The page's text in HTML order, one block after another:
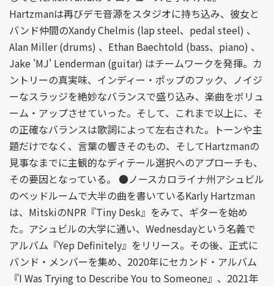
Hartzmanは再びデモ音源をスタジオに持ち込み、彼女と
バンド仲間のXandy Chelmis (lap steel、pedal steel) 、
Alan Miller (drums) 、Ethan Baechtold (bass、piano) 、
Jake 'MJ' Lenderman (guitar) はチームワークを発揮。カ
ントリーの真実味、インディー・ポップのフック、ノイジ
ーなスラッジを絶妙なバランスで盛り込み、楽曲をボリュ
ーム・アップさせていった。そして、これまで以上に、そ
の正確なバランスは歌詞によって左右された。トーンや主
題だけでなく、言葉の響きそのもの、そしてHartzmanの
見事なまでに主観的なディテール選択へのアプローチも、
その要因となっている。 ●ノースカロライナ州アシュビル
のベッドルームで大半の曲を書いているKarly Hartzman
は、MitskiのNPR『Tiny Desk』をみて、ギターを始め
た。アシュビルの大学に通い、Wednesdayという名義で
アルバム『Yep Definitely』をリリース。その後、正式に
バンド・メンバーを集め、2020年にセカンド・アルバム
『I Was Trying to Describe You to Someone』、2021年